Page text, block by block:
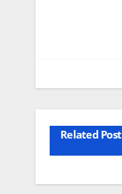
Related Post